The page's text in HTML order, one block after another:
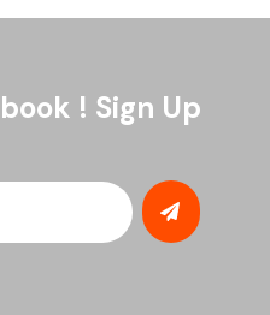
! Sign Up